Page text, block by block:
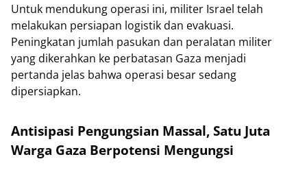
Untuk mendukung operasi ini, militer Israel telah
melakukan persiapan logistik dan evakuasi.
Peningkatan jumlah pasukan dan peralatan militer
yang dikerahkan ke perbatasan Gaza menjadi
pertanda jelas bahwa operasi besar sedang
dipersiapkan.
Antisipasi Pengungsian Massal, Satu Juta
Warga Gaza Berpotensi Mengungsi